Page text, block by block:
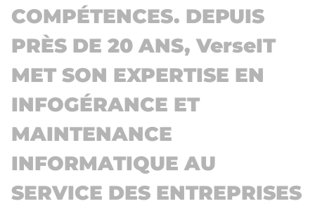
COMPÉTENCES. DEPUIS
PRÈS DE 20 ANS, VerseIT
MET SON EXPERTISE EN
INFOGÉRANCE ET
MAINTENANCE
INFORMATIQUE AU
SERVICE DES ENTREPRISES